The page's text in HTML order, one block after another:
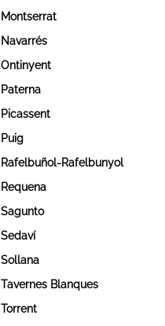
Montserrat
Navarrés
Ontinyent
Paterna
Picassent
Puig
Rafelbuñol-Rafelbunyol
Requena
Sagunto
Sedaví
Sollana
Tavernes Blanques
Torrent